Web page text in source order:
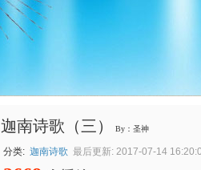
迦南诗歌（三） By：圣神
分类: 迦南诗歌 最后更新: 2017-07-14